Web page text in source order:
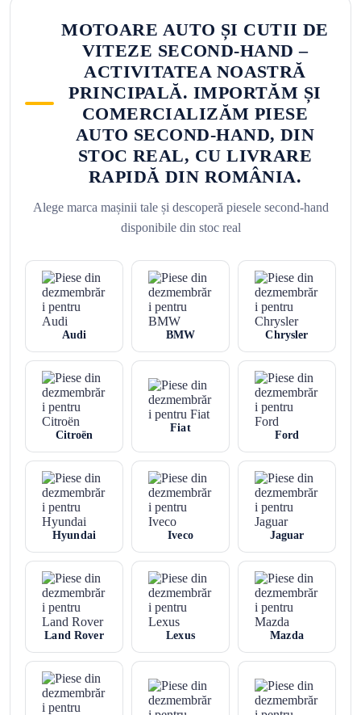
MOTOARE AUTO ȘI CUTII DE
VITEZE SECOND-HAND –
ACTIVITATEA NOASTRĂ
PRINCIPALĂ. IMPORTĂM ȘI
COMERCIALIZĂM PIESE
AUTO SECOND-HAND, DIN
STOC REAL, CU LIVRARE
RAPIDĂ DIN ROMÂNIA.
Alege marca mașinii tale și descoperă piesele second-hand
disponibile din stoc real
Audi BMW Chrysler
Citroën
Fiat
Ford
Hyundai Iveco Jaguar
Land Rover Lexus Mazda